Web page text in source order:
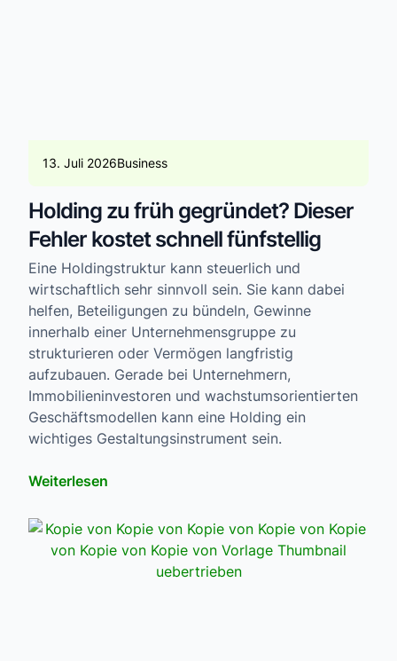
13. Juli 2026Business
Holding zu früh gegründet? Dieser
Fehler kostet schnell fünfstellig
Eine Holdingstruktur kann steuerlich und
wirtschaftlich sehr sinnvoll sein. Sie kann dabei
helfen, Beteiligungen zu bündeln, Gewinne
innerhalb einer Unternehmensgruppe zu
strukturieren oder Vermögen langfristig
aufzubauen. Gerade bei Unternehmern,
Immobilieninvestoren und wachstumsorientierten
Geschäftsmodellen kann eine Holding ein
wichtiges Gestaltungsinstrument sein.
Weiterlesen